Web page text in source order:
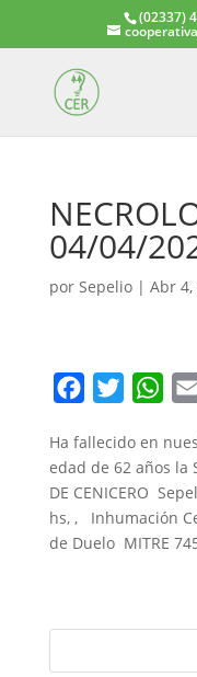
(02337)
04/04/
por Sepelio| Abr 4,
c
e
b
o
i
t
t
e
W
a
t
s
A
Ha fallecido en
edad de 62 años la
DE CENICERO
hs, , Inhumación
de Duelo MITRE